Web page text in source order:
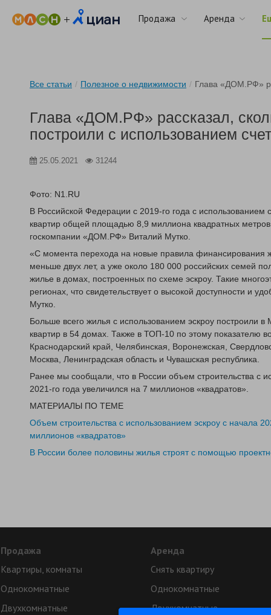
Продажа Аренда
Все статьи / Полезное о недвижимости / Глава «ДОМ.РФ»
Глава «ДОМ.РФ» рассказал,
построили с использованием
25.05.2021 31244
Фото: N1.RU
В Российской Федерации с 2019-го года с использованием
квартир общей площадью 8,9 миллиона квадратных
госкомпании «ДОМ.РФ» Виталий Мутко.
«С момента перехода на новые правила финансирования
меньше двух лет, а уже около 180 000 российских семей
жилье в домах, построенных по схеме эскроу. Такие
регионах, что свидетельствует о высокой доступности и
Мутко.
Больше всего жилья с использованием эскроу построили
квартир в 54 домах. Также в ТОП-10 по этому показателю
Краснодарский край, Челябинская, Воронежская,
Москва, Ленинградская область и Чувашская республика.
Ранее мы сообщали, что в России объем строительства с
2021-го года увеличился на 7 миллионов «квадратов».
МАТЕРИАЛЫ ПО ТЕМЕ
Объем строительства с использованием эскроу с начала
миллионов «квадратов»
В России более половины жилья строят с помощью
Продажа
Аренда
Квартиры, комнаты
Однокомнатные
Двухкомнатные
Снять квартиру
Однокомнатные
Двухкомнатные